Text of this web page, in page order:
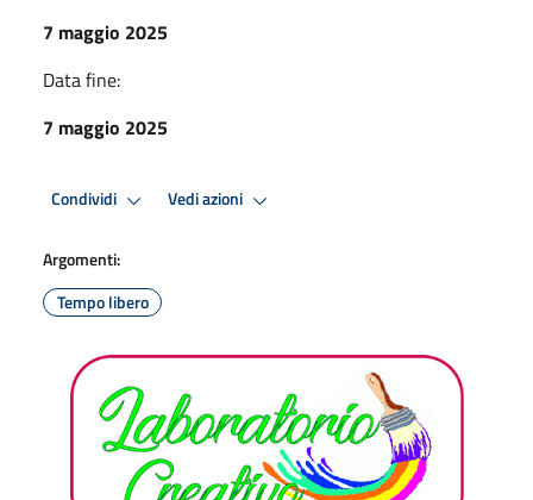
7 maggio 2025
Data fine:
7 maggio 2025
Condividi Vedi azioni
Argomenti:
Tempo libero